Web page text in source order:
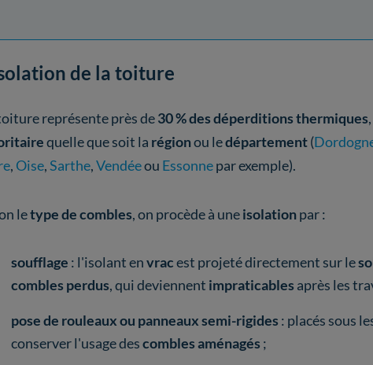
de la toiture
représente près de30 % des déperditions thermiques
quelle que soit la régionou ledépartement(
, Oise,Sarthe,Vendéeou Essonnepar exemple).
letype de combles, on procède à uneisolationpar :
soufflage : l'isolant envracest projeté directement sur le
combles perdus, qui deviennent impraticables après les
pose de rouleaux ou panneaux semi-rigides : placés sous
conserver l'usage descombles aménagés ;